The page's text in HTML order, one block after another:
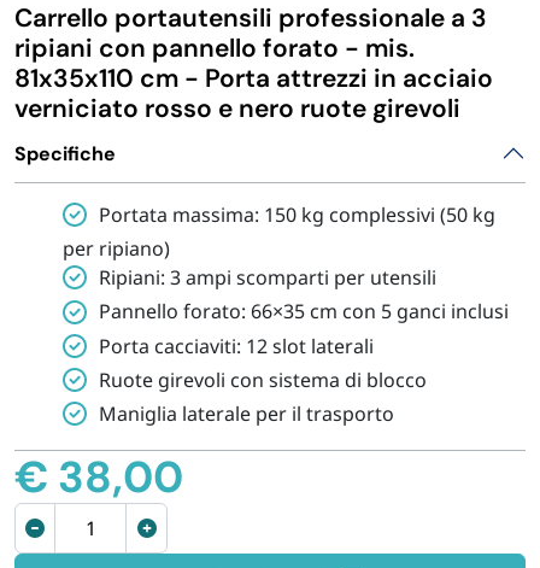
CASA E PERSONA
FERRAMENTA E LINEA AUTO
PERSONA E MEDICALI
AVVOLGENTI E CONTENITORI ALIMENTARI
PET
FORNITURE SETTORE HO.RE.CA
Carrello portautensili professionale a 3
ripiani con pannello forato - mis.
81x35x110 cm - Porta attrezzi in acciaio
verniciato rosso e nero ruote girevoli
Specifiche
Portata massima: 150 kg complessivi (50 kg
per ripiano)
Ripiani: 3 ampi scomparti per utensili
Pannello forato: 66×35 cm con 5 ganci inclusi
Porta cacciaviti: 12 slot laterali
Ruote girevoli con sistema di blocco
Maniglia laterale per il trasporto
€ 38,00
Carrello
porta